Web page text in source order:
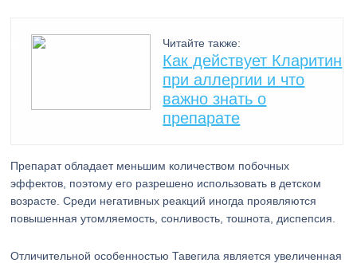
Читайте также:
Как действует Кларитин
при аллергии и что
важно знать о
препарате
Препарат обладает меньшим количеством побочных
эффектов, поэтому его разрешено использовать в детском
возрасте. Среди негативных реакций иногда проявляются
повышенная утомляемость, сонливость, тошнота, диспепсия.
Отличительной особенностью Тавегила является увеличенная